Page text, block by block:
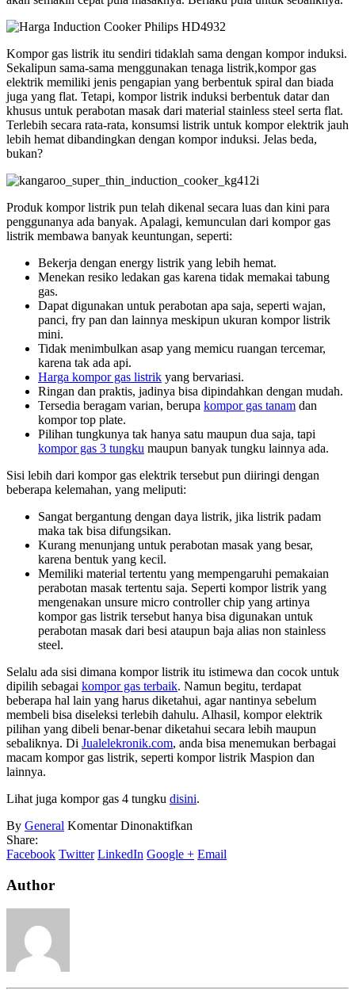
Kompor gas listrik itu sendiri tidaklah sama dengan kompor induksi.
Sekalipun sama-sama menggunakan tenaga listrik,kompor gas
elektrik memiliki jenis pengapian yang berbentuk spiral dan biada
juga yang flat. Tetapi, kompor listrik induksi berbentuk datar dan
khusus untuk perabotan masak dari material stainless steel serta flat.
Terlebih secara rata-rata, konsumsi listrik untuk kompor elektrik jauh
lebih hemat dibandingkan dengan kompor induksi. Jelas beda,
bukan?
Produk kompor listrik pun telah dikenal secara luas dan kini para
penggunanya ada banyak. Apalagi, kemunculan dari kompor gas
listrik membawa banyak keuntungan, seperti:
Bekerja dengan energy listrik yang lebih hemat.
Menekan resiko ledakan gas karena tidak memakai tabung
gas.
Dapat digunakan untuk perabotan apa saja, seperti wajan,
panci, fry pan dan lainnya meskipun ukuran kompor listrik
mini.
Tidak menimbulkan asap yang memicu ruangan tercemar,
karena tak ada api.
Harga kompor gas listrik yang bervariasi.
Ringan dan praktis, jadinya bisa dipindahkan dengan mudah.
Tersedia beragam varian, berupa kompor gas tanam dan
kompor top plate.
Pilihan tungkunya tak hanya satu maupun dua saja, tapi
kompor gas 3 tungku maupun banyak tungku lainnya ada.
Sisi lebih dari kompor gas elektrik tersebut pun diiringi dengan
beberapa kelemahan, yang meliputi:
Sangat bergantung dengan daya listrik, jika listrik padam
maka tak bisa difungsikan.
Kurang menunjang untuk perabotan masak yang besar,
karena bentuk yang kecil.
Memiliki material tertentu yang mempengaruhi pemakaian
perabotan masak tertentu saja. Seperti kompor listrik yang
mengenakan unsure micro controller chip yang artinya
kompor gas listrik tersebut hanya bisa digunakan untuk
perabotan masak dari besi ataupun baja alias non stainless
steel.
Selalu ada sisi dimana kompor listrik itu istimewa dan cocok untuk
dipilih sebagai kompor gas terbaik. Namun begitu, terdapat
beberapa hal lain yang harus diketahui, agar nantinya sebelum
membeli bisa diseleksi terlebih dahulu. Alhasil, kompor elektrik
pilihan yang dibeli benar-benar diketahui secara lebih maupun
sebaliknya. Di Jualelekronik.com, anda bisa menemukan berbagai
macam kompor gas listrik, seperti kompor listrik Maspion dan
lainnya.
Lihat juga kompor gas 4 tungku disini.
By General Komentar Dinonaktifkan
Gas
Share:
Facebook Twitter LinkedIn Google + Email
Author